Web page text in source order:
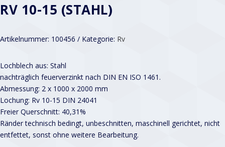
RV 10-15 (STAHL)
Artikelnummer: 100456 Kategorie: Rv
Lochblech aus: Stahl
nachträglich feuerverzinkt nach DIN EN ISO 1461.
Abmessung: 2 x 1000 x 2000 mm
Lochung: Rv 10-15 DIN 24041
Freier Querschnitt: 40,31%
Ränder technisch bedingt, unbeschnitten, maschinell gerichtet, nicht
entfettet, sonst ohne weitere Bearbeitung.